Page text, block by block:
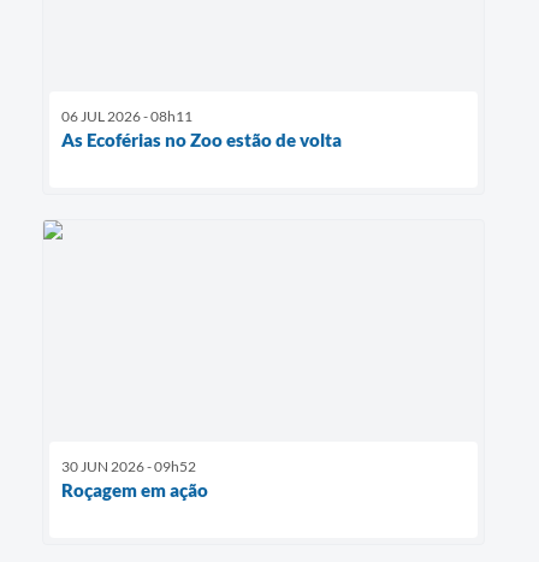
06 JUL 2026 - 08h11
As Ecoférias no Zoo estão de volta
30 JUN 2026 - 09h52
Roçagem em ação